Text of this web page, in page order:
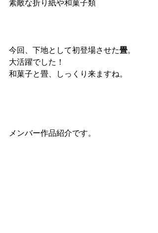
素敵な折り紙や和菓子類
今回、下地として初登場させた畳。
大活躍でした！
和菓子と畳、しっくり来ますね。
メンバー作品紹介です。